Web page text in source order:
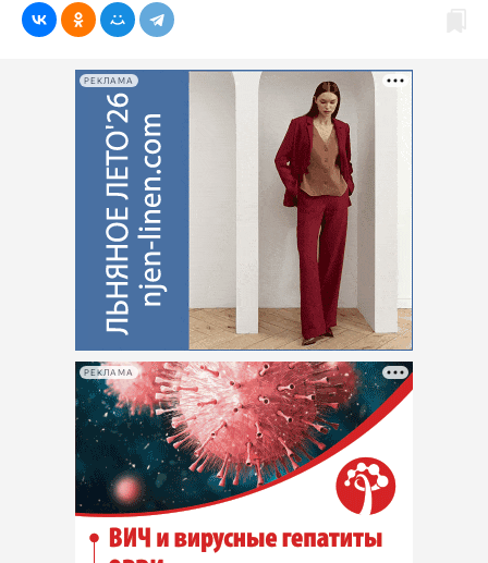
Общество
Праздники
Происшествия
Спорт
Экономика и бизнес
ПРОЕКТЫ
Блоги
Издания
Медиаперсона
Интересное чтиво
Клиника года
Бренд года
Работодатель года
РЕКЛАМА
РЕКЛАМА